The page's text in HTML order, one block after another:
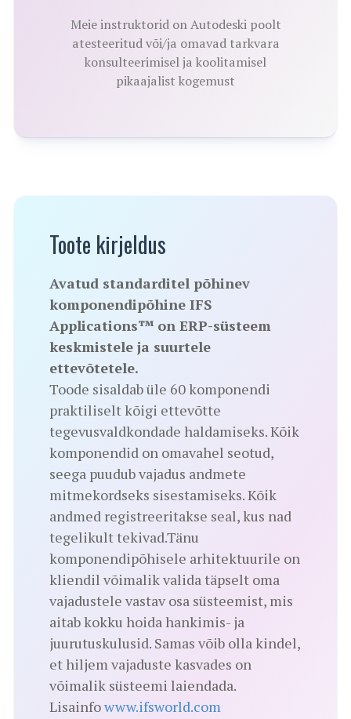
Meie instruktorid on Autodeski poolt
atesteeritud või/ja omavad tarkvara
konsulteerimisel ja koolitamisel
pikaajalist kogemust
Toote kirjeldus
Avatud standarditel põhinev
komponendipõhine IFS
Applications™ on ERP-süsteem
keskmistele ja suurtele
ettevõtetele.
Toode sisaldab üle 60 komponendi
praktiliselt kõigi ettevõtte
tegevusvaldkondade haldamiseks. Kõik
komponendid on omavahel seotud,
seega puudub vajadus andmete
mitmekordseks sisestamiseks. Kõik
andmed registreeritakse seal, kus nad
tegelikult tekivad.Tänu
komponendipõhisele arhitektuurile on
kliendil võimalik valida täpselt oma
vajadustele vastav osa süsteemist, mis
aitab kokku hoida hankimis- ja
juurutuskulusid. Samas võib olla kindel,
et hiljem vajaduste kasvades on
võimalik süsteemi laiendada.
Lisainfowww.ifsworld.com